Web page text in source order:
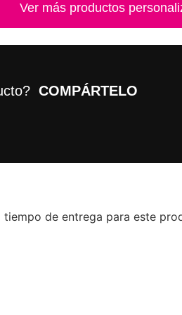
Ver más productos
COMPÁRTELO
tiempo de entrega para este